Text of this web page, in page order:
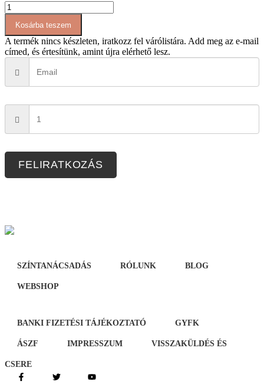
AT086
pántos
overál
mennyiség
Kosárba teszem
A termék nincs készleten, iratkozz fel várólistára. Add meg az e-mail
címed, és értesítünk, amint újra elérhető lesz.
FELIRATKOZÁS
SZÍNTANÁCSADÁS RÓLUNK BLOG
WEBSHOP
BANKI FIZETÉSI TÁJÉKOZTATÓ GYFK
ÁSZF IMPRESSZUM VISSZAKÜLDÉS ÉS
CSERE